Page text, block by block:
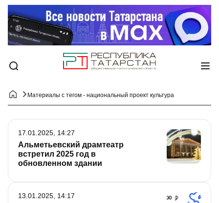
Материалы с тегом - национальный проект культура
Альметьевский драмтеатр
встретил 2025 год в
обновленном здании
17.01.2025, 14:27
13.01.2025, 14:17